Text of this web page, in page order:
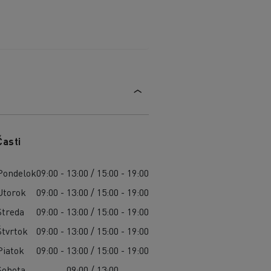
09:00 - 13:00 / 15:00 - 19:00
09:00 - 13:00 / 15:00 - 19:00
09:00 - 13:00 / 15:00 - 19:00
09:00 - 13:00 / 15:00 - 19:00
09:00 - 13:00 / 15:00 - 19:00